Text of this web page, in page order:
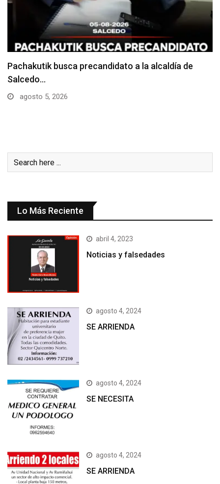
Choque entre dos camiones deja daños materiales
junio 24, 2026
Lo Más Reciente
abril 4, 2023
Noticias y falsedades
agosto 4, 2024
SE ARRIENDA
agosto 4, 2024
SE NECESITA
agosto 4, 2024
SE ARRIENDA